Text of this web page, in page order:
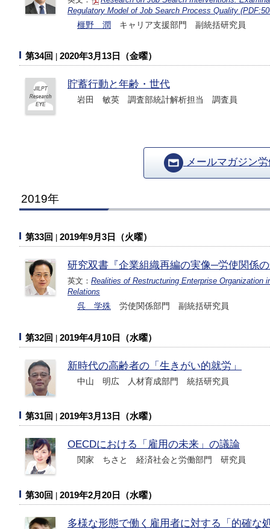
Regulatory Model of Job Search Process Quality
榧野 潤 キャリア支援部門 副統括研究員
第34回 2020年3月13日（金曜）
貯蓄行動と年齢・世代
岩田 敏英 調査部統計解析担当 調査員
メールマガジン
2019年
第33回 2019年9月3日（火曜）
研究双書『企業組織再編の実像─労使関係
英文： Realities of Restructuring Enterprise Organization
Relations
呉 学殊 労使関係部門 副統括研究員
第32回 2019年4月10日（水曜）
新時代の高齢者の「生きがい的就労」
中山 明広 人材育成部門 統括研究員
第31回 2019年3月13日（水曜）
OECDにおける「雇用の未来」の議論
関家 ちさと 経済社会と労働部門 研究員
第30回 2019年2月20日（水曜）
多様な形態で働く雇用者に対する「的確な